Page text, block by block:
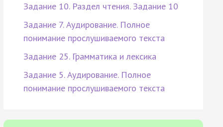
Задание 10. Раздел чтения. Задание 10
Задание 7. Аудирование. Полное
понимание прослушиваемого текста
Задание 25. Грамматика и лексика
Задание 5. Аудирование. Полное
понимание прослушиваемого текста